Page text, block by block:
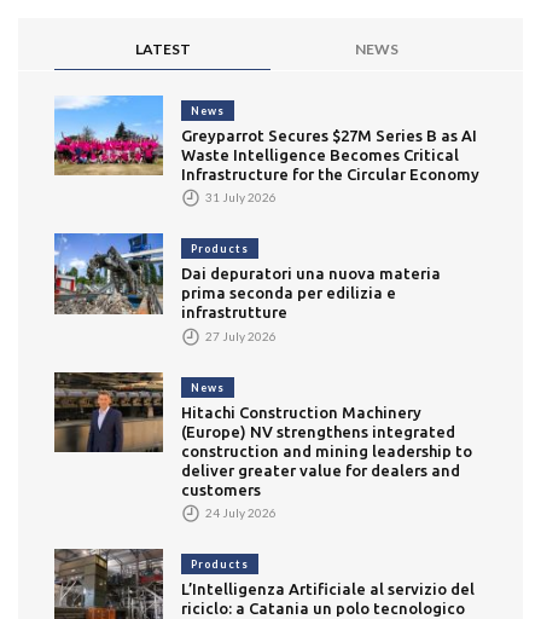
LATEST NEWS
News
Greyparrot Secures $27M Series B as AI
Waste Intelligence Becomes Critical
Infrastructure for the Circular Economy
31 July 2026
Products
Dai depuratori una nuova materia
prima seconda per edilizia e
infrastrutture
27 July 2026
News
Hitachi Construction Machinery
(Europe) NV strengthens integrated
construction and mining leadership to
deliver greater value for dealers and
customers
24 July 2026
Products
L’Intelligenza Artificiale al servizio del
riciclo: a Catania un polo tecnologico